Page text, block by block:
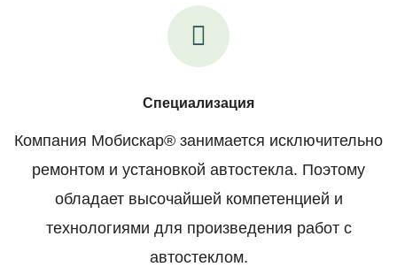
Специализация
Компания Мобискар® занимается исключительно
ремонтом и установкой автостекла. Поэтому
обладает высочайшей компетенцией и
технологиями для произведения работ с
автостеклом.